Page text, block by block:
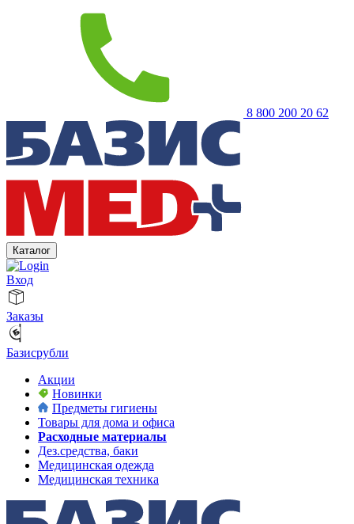
8 800 200 20 62
Каталог
Вход
Заказы
Базисрубли
Акции
Новинки
Предметы гигиены
Товары для дома и офиса
Расходные материалы
Дез.средства, баки
Медицинская одежда
Медицинская техника